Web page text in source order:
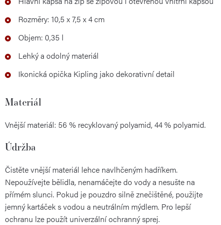
Rozměry: 10,5 x 7,5 x 4 cm
Objem: 0,35 l
Lehký a odolný materiál
Ikonická opička Kipling jako dekorativní detail
Materiál
Vnější materiál: 56 % recyklovaný polyamid, 44 % polyamid.
Údržba
Čistěte vnější materiál lehce navlhčeným hadříkem.
Nepoužívejte bělidla, nenamáčejte do vody a nesušte na
přímém slunci. Pokud je pouzdro silně znečištěné, použijte
jemný kartáček s vodou a neutrálním mýdlem. Pro lepší
ochranu lze použít univerzální ochranný sprej.